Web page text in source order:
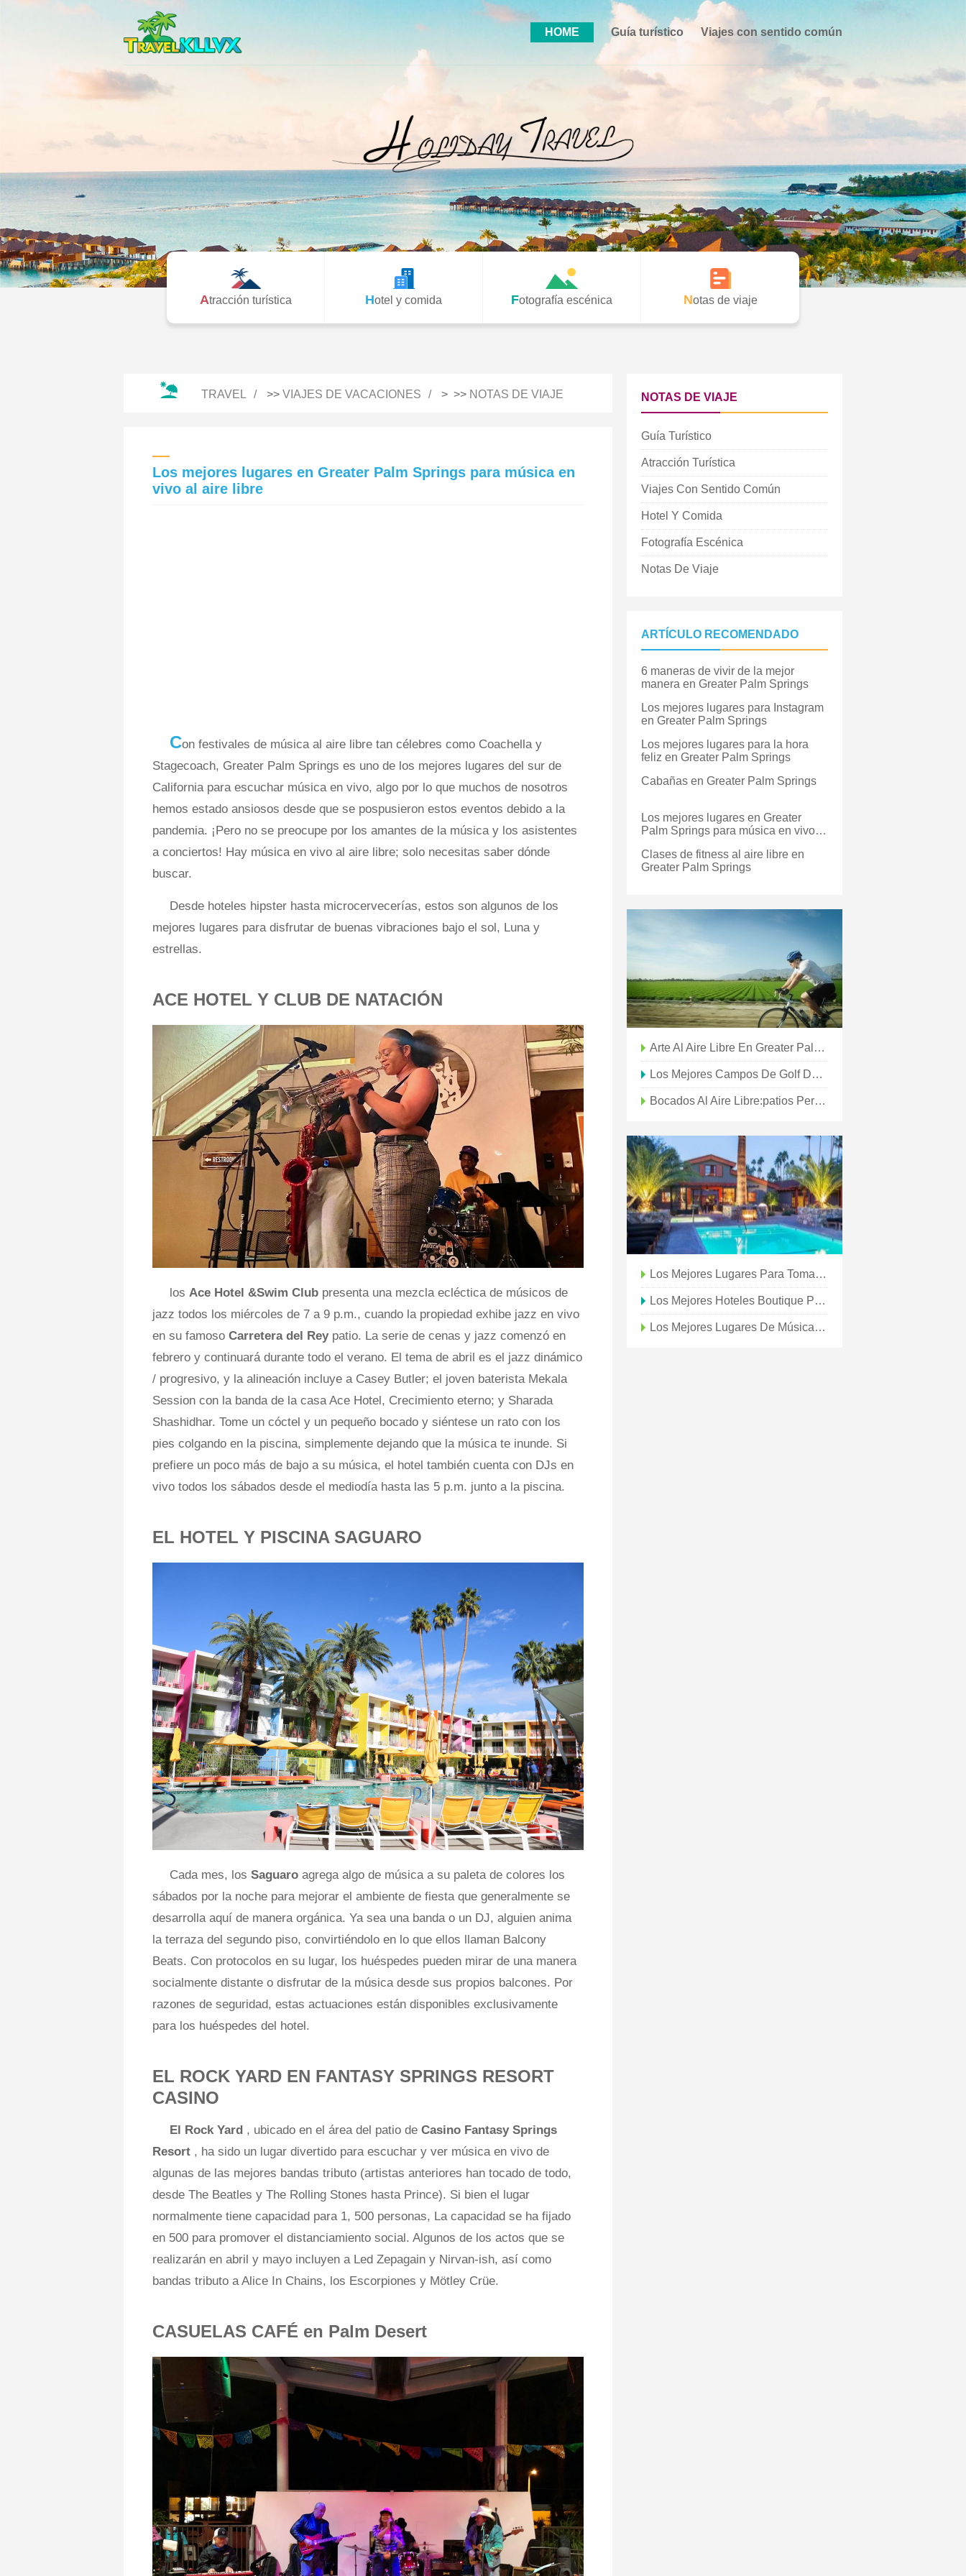
HOME Guía turístico Viajes con sentido común
Atracción turística Hotel y comida Fotografía escénica Notas de viaje
TRAVEL >> VIAJES DE VACACIONES > >> NOTAS DE VIAJE
Los mejores lugares en Greater Palm Springs para música en
vivo al aire libre
Con festivales de música al aire libre tan célebres como Coachella y
Stagecoach, Greater Palm Springs es uno de los mejores lugares del sur de
California para escuchar música en vivo, algo por lo que muchos de nosotros
hemos estado ansiosos desde que se pospusieron estos eventos debido a la
pandemia. ¡Pero no se preocupe por los amantes de la música y los asistentes
a conciertos! Hay música en vivo al aire libre; solo necesitas saber dónde
buscar.
Desde hoteles hipster hasta microcervecerías, estos son algunos de los
mejores lugares para disfrutar de buenas vibraciones bajo el sol, Luna y
estrellas.
ACE HOTEL Y CLUB DE NATACIÓN
los Ace Hotel &Swim Club presenta una mezcla ecléctica de músicos de
jazz todos los miércoles de 7 a 9 p.m., cuando la propiedad exhibe jazz en vivo
en su famoso Carretera del Rey patio. La serie de cenas y jazz comenzó en
febrero y continuará durante todo el verano. El tema de abril es el jazz dinámico
/ progresivo, y la alineación incluye a Casey Butler; el joven baterista Mekala
Session con la banda de la casa Ace Hotel, Crecimiento eterno; y Sharada
Shashidhar. Tome un cóctel y un pequeño bocado y siéntese un rato con los
pies colgando en la piscina, simplemente dejando que la música te inunde. Si
prefiere un poco más de bajo a su música, el hotel también cuenta con DJs en
vivo todos los sábados desde el mediodía hasta las 5 p.m. junto a la piscina.
EL HOTEL Y PISCINA SAGUARO
Cada mes, los Saguaro agrega algo de música a su paleta de colores los
sábados por la noche para mejorar el ambiente de fiesta que generalmente se
desarrolla aquí de manera orgánica. Ya sea una banda o un DJ, alguien anima
la terraza del segundo piso, convirtiéndolo en lo que ellos llaman Balcony
Beats. Con protocolos en su lugar, los huéspedes pueden mirar de una manera
socialmente distante o disfrutar de la música desde sus propios balcones. Por
razones de seguridad, estas actuaciones están disponibles exclusivamente
para los huéspedes del hotel.
EL ROCK YARD EN FANTASY SPRINGS RESORT
CASINO
El Rock Yard , ubicado en el área del patio de Casino Fantasy Springs
Resort , ha sido un lugar divertido para escuchar y ver música en vivo de
algunas de las mejores bandas tributo (artistas anteriores han tocado de todo,
desde The Beatles y The Rolling Stones hasta Prince). Si bien el lugar
normalmente tiene capacidad para 1, 500 personas, La capacidad se ha fijado
en 500 para promover el distanciamiento social. Algunos de los actos que se
realizarán en abril y mayo incluyen a Led Zepagain y Nirvan-ish, así como
bandas tributo a Alice In Chains, los Escorpiones y Mötley Crüe.
CASUELAS CAFÉ en Palm Desert
NOTAS DE VIAJE
Guía Turístico
Atracción Turística
Viajes Con Sentido Común
Hotel Y Comida
Fotografía Escénica
Notas De Viaje
ARTÍCULO RECOMENDADO
6 maneras de vivir de la mejor
manera en Greater Palm Springs
Los mejores lugares para Instagram
en Greater Palm Springs
Los mejores lugares para la hora
feliz en Greater Palm Springs
Cabañas en Greater Palm Springs
Los mejores lugares en Greater
Palm Springs para música en vivo al
Clases de fitness al aire libre en
Greater Palm Springs
Arte Al Aire Libre En Greater Palm Springs
Los Mejores Campos De Golf De Greater Palm Springs Para Principiantes
Bocados Al Aire Libre:patios Perfectos Para Cenar Al Aire Libre En Greater Palm Springs
Los Mejores Lugares Para Tomar Fotografías De La Naturaleza En Greater Palm Springs
Los Mejores Hoteles Boutique Para Unas Vacaciones Solo Para Adultos En Greater Palm Springs
Los Mejores Lugares De Música Para Entretenimiento En Vivo En Greater Palm Springs